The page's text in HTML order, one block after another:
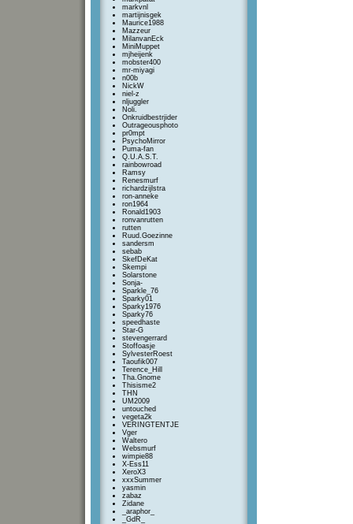
markvnl
martijnisgek
Maurice1988
Mazzeur
MilanvanEck
MiniMuppet
mjheijenk
mobster400
mr-miyagi
n00b
NickW
niel-z
nljuggler
Noli.
Onkruidbestrjider
Outrageousphoto
pr0mpt
PsychoMirror
Puma-fan
Q.U.A.S.T.
rainbowroad
Ramsy
Renesmurf
richardzijlstra
ron-anneke
ron1964
Ronald1903
ronvanrutten
rutten
Ruud.Goezinne
sandersm
sebab
SkefDeKat
Skempi
Solarstone
Sonja-
Sparkle_76
Sparky01
Sparky1976
Sparky76
speedhaste
Star-G
stevengerrard
Stoffoasje
SylvesterRoest
Taoufik007
Terence_Hill
Tha.Gnome
Thisisme2
THN
UM2009
untouched
vegeta2k
VERINGTENTJE
Vger
Waltero
Websmurf
wimpie88
X-Ess11
XeroX3
xxxSummer
yasmin
zabaz
Zidane
_araphor_
_GdR_